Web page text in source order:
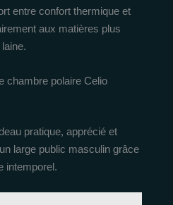
entre confort thermique et
aux matières plus
chambre polaire Celio
pratique, apprécié et
large public masculin grâce
intemporel.